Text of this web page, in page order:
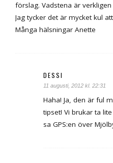
förslag. Vadstena är
Jag tycker det är mycket kul
Många hälsningar Anette
DESSI
11 augusti, 2012 kl. 22:31
Haha! Ja, den är ful
tipset! Vi brukar ta
sa GPS:en över